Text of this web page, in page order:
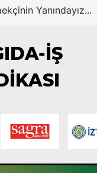
Yanındayız...
İŞ